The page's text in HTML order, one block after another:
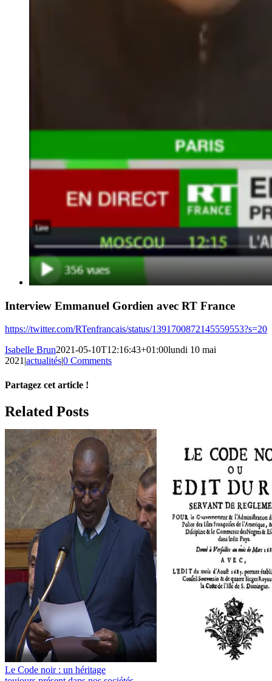
Interview Emmanuel Gordien avec RT France
https://twitter.com/RTenfrancais/status/1391700872145559553?s=20
Isabelle Brun2021-05-10T12:16:43+01:00lundi 10 mai
2021|actualités|0 Comments
Partagez cet article !
Facebook
X
Reddit
LinkedIn
WhatsApp
Telegram
Tumblr
Pinterest
Vk
Xing
Email
Related Posts
Le Code noir : un héritage